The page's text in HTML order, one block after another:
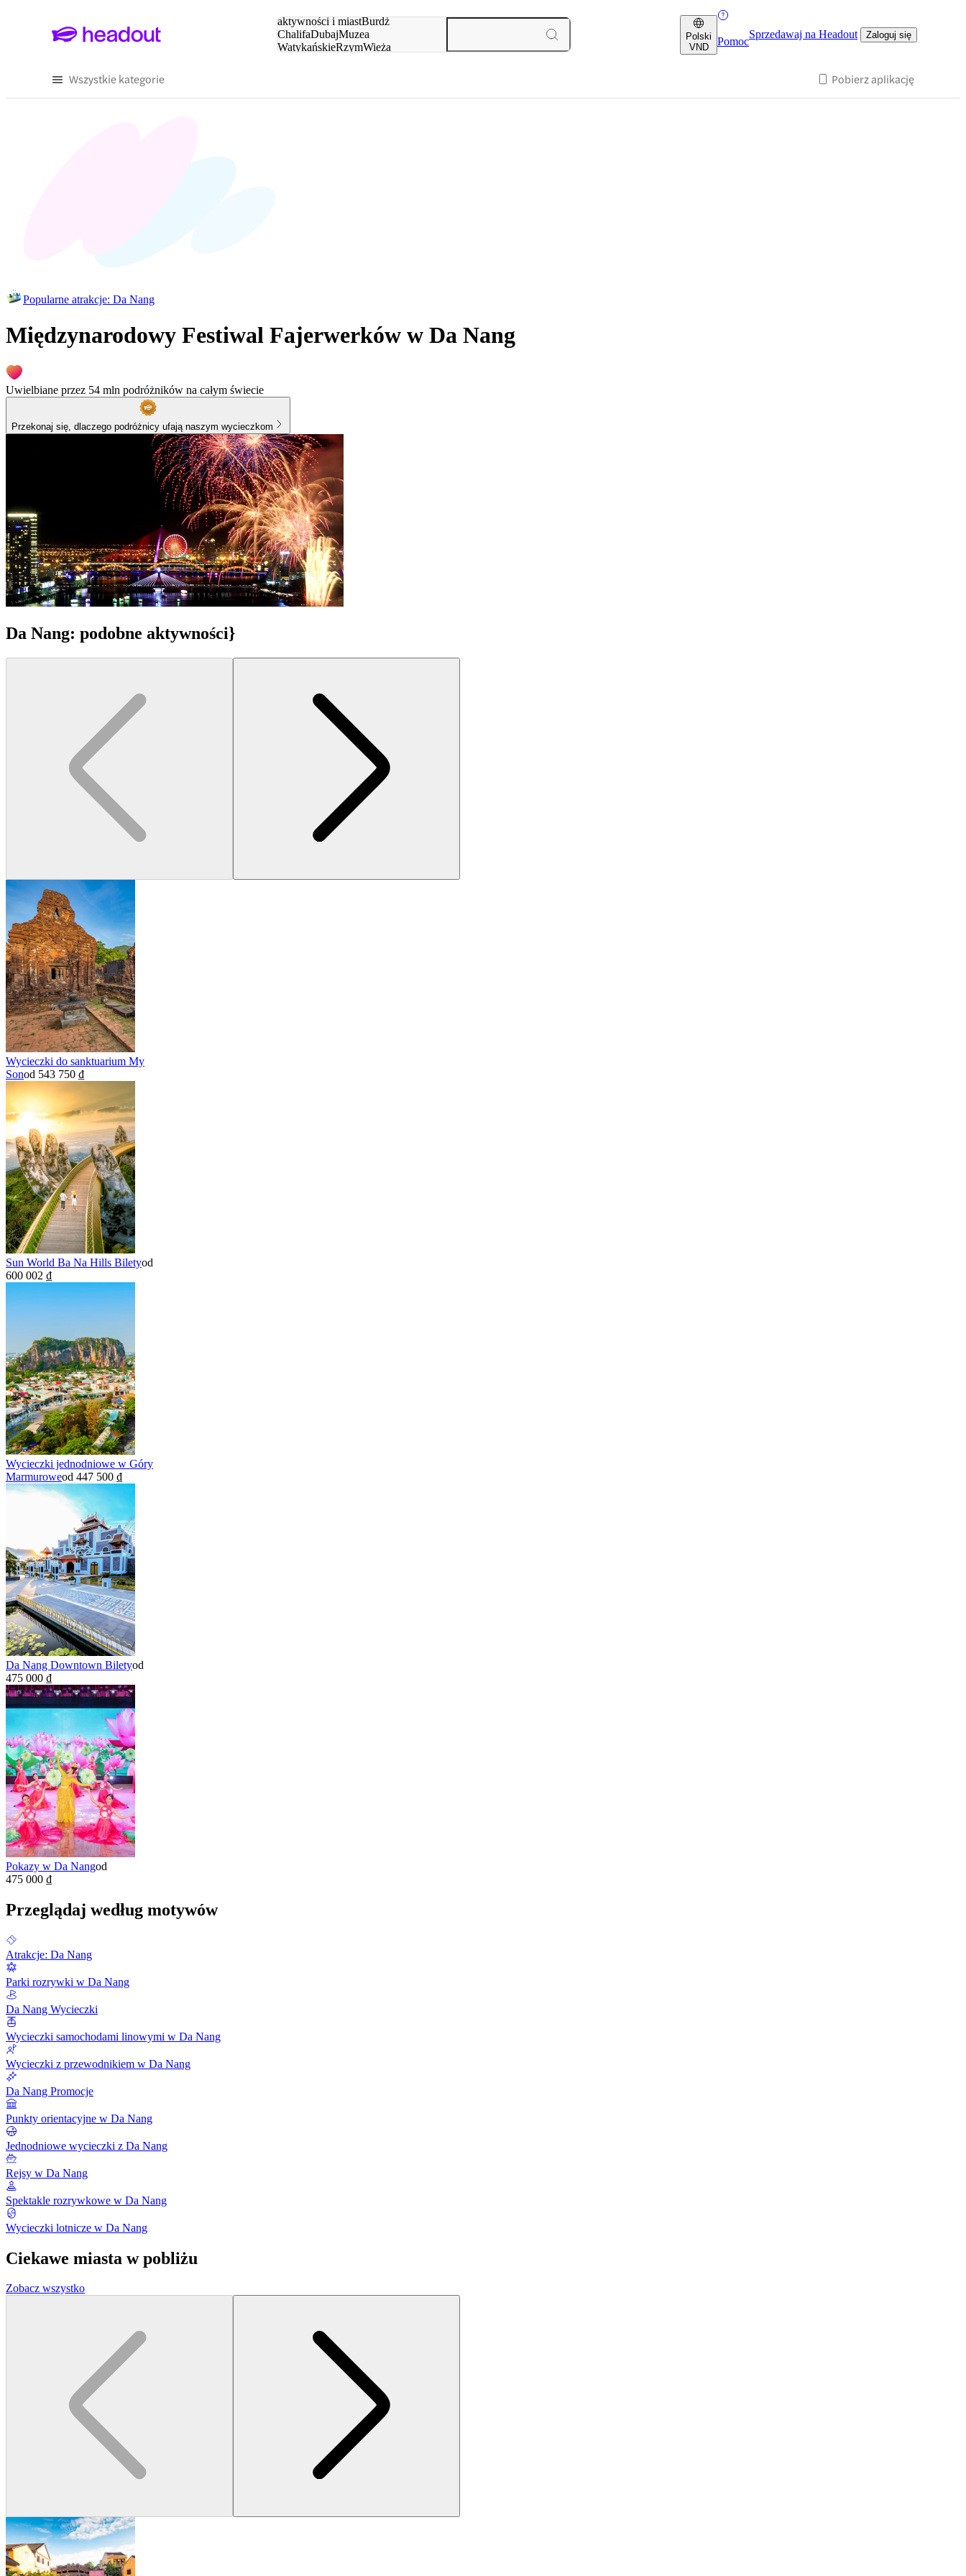
aktywności i miastBurdż
ChalifaDubajMuzea
WatykańskieRzymWieża
Polski
VND
Pomoc
Sprzedawaj na Headout Zaloguj się
Wszystkie kategorie Pobierz aplikację
Popularne atrakcje: Da Nang
Międzynarodowy Festiwal Fajerwerków w Da Nang
Uwielbiane przez 54 mln podróżników na całym świecie
Przekonaj się, dlaczego podróżnicy ufają naszym wycieczkom
Da Nang: podobne aktywności}
Wycieczki do sanktuarium My
Sonod 543 750 ₫
Sun World Ba Na Hills Biletyod
600 002 ₫
Wycieczki jednodniowe w Góry
Marmuroweod 447 500 ₫
Da Nang Downtown Biletyod
475 000 ₫
Pokazy w Da Nangod
475 000 ₫
Przeglądaj według motywów
Atrakcje: Da Nang
Parki rozrywki w Da Nang
Da Nang Wycieczki
Wycieczki samochodami linowymi w Da Nang
Wycieczki z przewodnikiem w Da Nang
Da Nang Promocje
Punkty orientacyjne w Da Nang
Jednodniowe wycieczki z Da Nang
Rejsy w Da Nang
Spektakle rozrywkowe w Da Nang
Wycieczki lotnicze w Da Nang
Ciekawe miasta w pobliżu
Zobacz wszystko